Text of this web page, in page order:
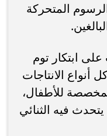
الرسوم المتحركة
ابتكار توم
الانتاجات
للأطفال،
إلى فيلم غنائي أنتج عام 1992 يتحدث فيه الثنائي